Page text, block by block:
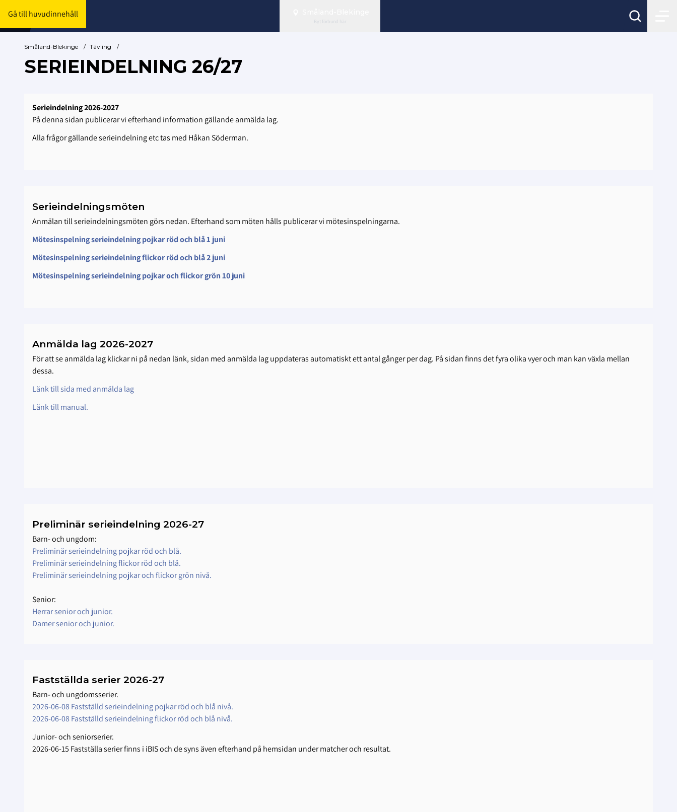
Gå till huvudinnehåll
Byt förbund här
Småland-Blekinge / Tävling /
SERIEINDELNING 26/27
Serieindelning 2026-2027
På denna sidan publicerar vi efterhand information gällande anmälda lag.
Alla frågor gällande serieindelning etc tas med Håkan Söderman.
Serieindelningsmöten
Anmälan till serieindelningsmöten görs nedan. Efterhand som möten hålls publicerar vi mötesinspelningarna.
Mötesinspelning serieindelning pojkar röd och blå 1 juni
Mötesinspelning serieindelning flickor röd och blå 2 juni
Mötesinspelning serieindelning pojkar och flickor grön 10 juni
Anmälda lag 2026-2027
För att se anmälda lag klickar ni på nedan länk, sidan med anmälda lag uppdateras automatiskt ett antal gånger per dag. På sidan finns det fyra olika vyer och man kan växla mellan
dessa.
Länk till sida med anmälda lag
Länk till manual.
Preliminär serieindelning 2026-27
Barn- och ungdom:
Preliminär serieindelning pojkar röd och blå.
Preliminär serieindelning flickor röd och blå.
Preliminär serieindelning pojkar och flickor grön nivå.
Senior:
Herrar senior och junior.
Damer senior och junior.
Fastställda serier 2026-27
Barn- och ungdomsserier.
2026-06-08 Fastställd serieindelning pojkar röd och blå nivå.
2026-06-08 Fastställd serieindelning flickor röd och blå nivå.
Junior- och seniorserier.
2026-06-15 Fastställa serier finns i iBIS och de syns även efterhand på hemsidan under matcher och resultat.